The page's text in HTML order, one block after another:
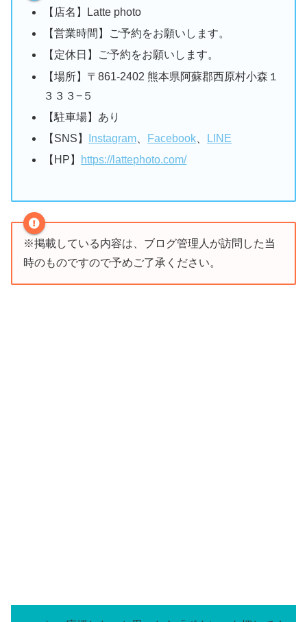
【店名】Latte photo
【営業時間】ご予約をお願いします。
【定休日】ご予約をお願いします。
【場所】〒861-2402 熊本県阿蘇郡西原村小森１
３３３−５
【駐車場】あり
【SNS】
Instagram Facebook
LINE
【HP】
https://lattephoto.com/
※掲載している内容は、ブログ管理人が訪問した当
時のものですので予めご了承ください。